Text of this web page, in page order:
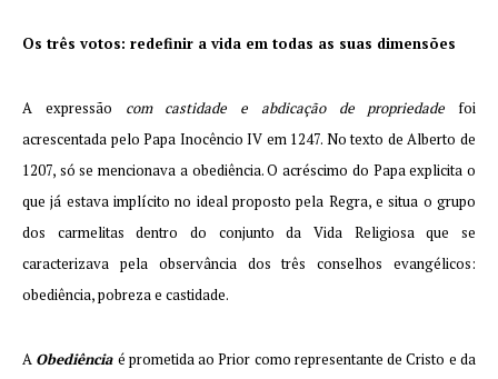
Os três votos: redefinir a vida em todas as suas dimensões
A expressão com castidade e abdicação de propriedade foi
acrescentada pelo Papa Inocêncio IV em 1247. No texto de Alberto de
1207, só se mencionava a obediência. O acréscimo do Papa explicita o
que já estava implícito no ideal proposto pela Regra, e situa o grupo
dos carmelitas dentro do conjunto da Vida Religiosa que se
caracterizava pela observância dos três conselhos evangélicos:
obediência, pobreza e castidade.
A Obediência é prometida ao Prior como representante de Cristo e da